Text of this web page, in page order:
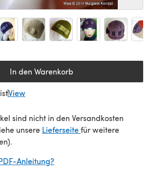
In den Warenkorb
View
sind nicht in den Versandkosten
unsere Lieferseite(öffnet sich in
für weitere
Anleitung?